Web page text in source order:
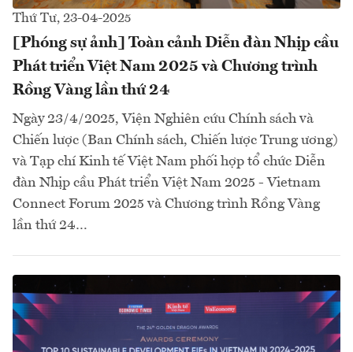
Thứ Tư, 23-04-2025
[Phóng sự ảnh] Toàn cảnh Diễn đàn Nhịp cầu
Phát triển Việt Nam 2025 và Chương trình
Rồng Vàng lần thứ 24
Ngày 23/4/2025, Viện Nghiên cứu Chính sách và
Chiến lược (Ban Chính sách, Chiến lược Trung ương)
và Tạp chí Kinh tế Việt Nam phối hợp tổ chức Diễn
đàn Nhịp cầu Phát triển Việt Nam 2025 - Vietnam
Connect Forum 2025 và Chương trình Rồng Vàng
lần thứ 24…